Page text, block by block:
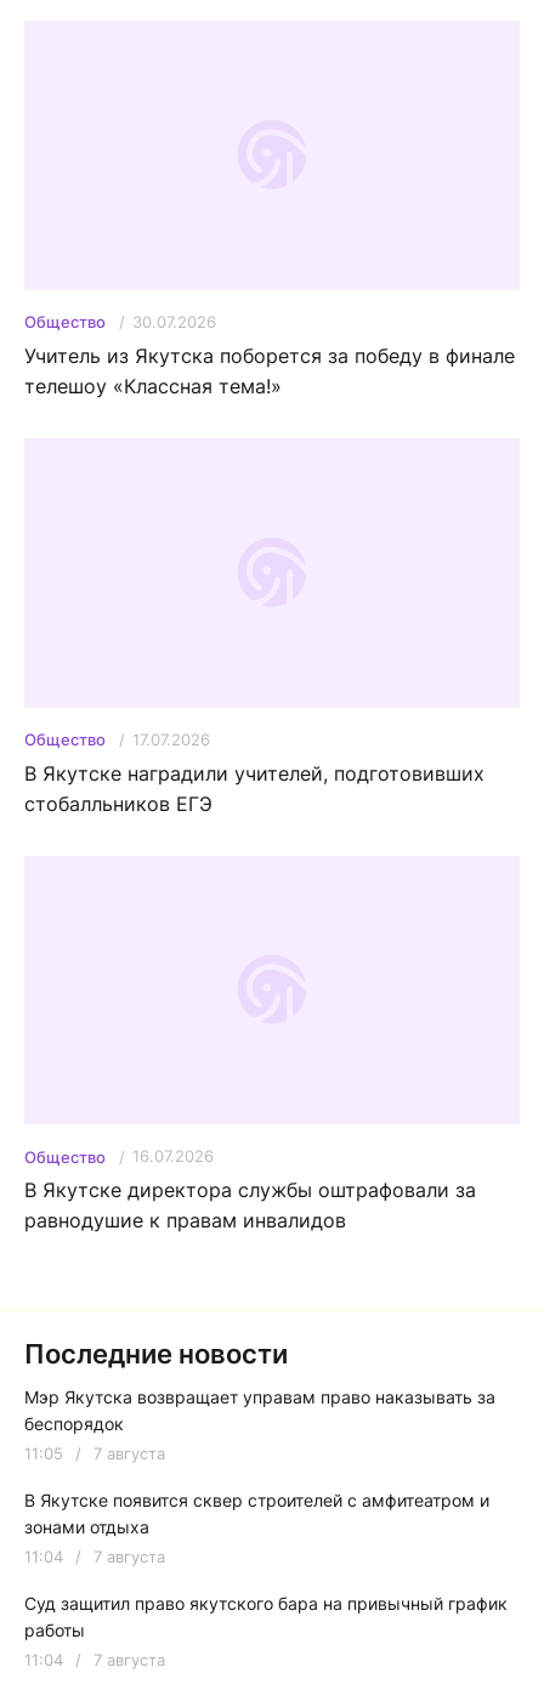
Общество 30.07.2026
Учитель из Якутска поборется за победу в финале
телешоу «Классная тема!»
Общество 17.07.2026
В Якутске наградили учителей, подготовивших
стобалльников ЕГЭ
Общество 16.07.2026
В Якутске директора службы оштрафовали за
равнодушие к правам инвалидов
Последние новости
Мэр Якутска возвращает управам право наказывать за
беспорядок
11:05 / 7 августа
В Якутске появится сквер строителей с амфитеатром и
зонами отдыха
11:04 / 7 августа
Суд защитил право якутского бара на привычный график
работы
11:04 / 7 августа